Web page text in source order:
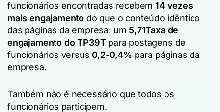
funcionários encontradas recebem14 vezes
mais engajamento do que o conteúdo idêntico
das páginas da empresa: um 5,71Taxa de
engajamento do TP39Tpara postagens de
funcionários versus 0,2-0,4% para páginas da
empresa.
Também não é necessário que todos os
funcionários participem.